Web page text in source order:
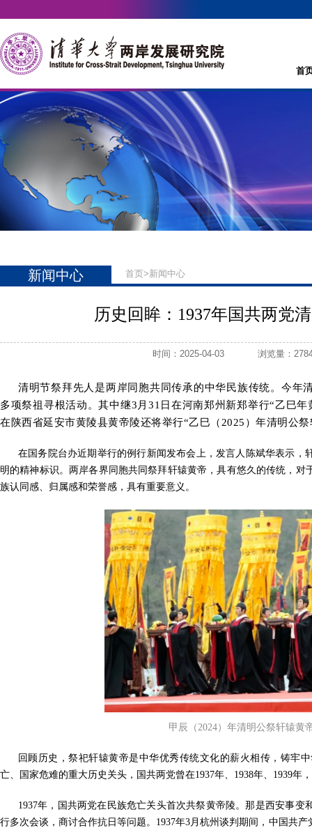
首
新闻中心 首页>新闻中心
历史回眸：1937年国共两党
时间：2025-04-03 浏览量
清明节祭拜先人是两岸同胞共同传承的中华民族传统。今年
多项祭祖寻根活动。其中继3月31日在河南郑州新郑举行“乙巳
在陕西省延安市黄陵县黄帝陵还将举行“乙巳（2025）年清明公
在国务院台办近期举行的例行新闻发布会上，发言人陈斌华表示，
明的精神标识。两岸各界同胞共同祭拜轩辕黄帝，具有悠久的传统，
族认同感、归属感和荣誉感，具有重要意义。
甲辰（2024）年清明公祭轩辕黄
回顾历史，祭祀轩辕黄帝是中华优秀传统文化的薪火相传，铸牢
亡、国家危难的重大历史关头，国共两党曾在1937年、1938年、1939年
1937年，国共两党在民族危亡关头首次共祭黄帝陵。那是西安事
行多次会谈，商讨合作抗日等问题。1937年3月杭州谈判期间，中国共